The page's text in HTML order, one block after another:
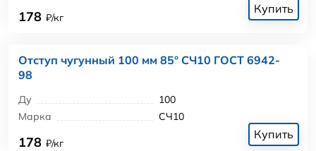
178 ₽/кг
Купить
Отступ чугунный 100 мм 85° СЧ10 ГОСТ 6942-
98
Ду
100
Марка
СЧ10
178 ₽/кг
Купить